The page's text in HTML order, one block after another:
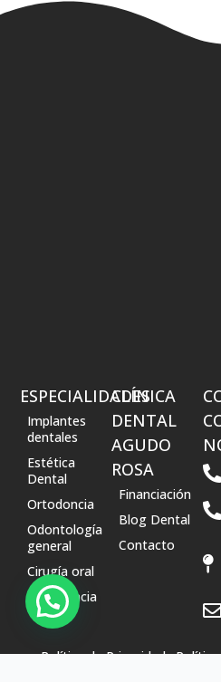
ESPECIALIDADES
Implantes
dentales
Estética
Dental
Ortodoncia
Odontología
general
Cirugía oral
Periodoncia
CLÍNICA
DENTAL
AGUDO
ROSA
Financiación
Blog Dental
Contacto
Política de Privacidad ·